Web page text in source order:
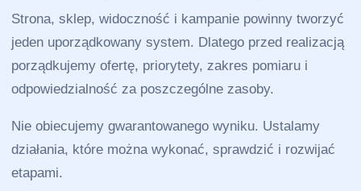
Strona, sklep, widoczność i kampanie powinny tworzyć
jeden uporządkowany system. Dlatego przed realizacją
porządkujemy ofertę, priorytety, zakres pomiaru i
odpowiedzialność za poszczególne zasoby.
Nie obiecujemy gwarantowanego wyniku. Ustalamy
działania, które można wykonać, sprawdzić i rozwijać
etapami.